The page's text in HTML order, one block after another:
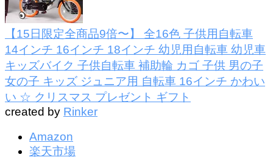
【15日限定全商品9倍〜】 全16色 子供用自転車
14インチ 16インチ 18インチ 幼児用自転車 幼児車
キッズバイク 子供自転車 補助輪 カゴ 子供 男の子
女の子 キッズ ジュニア用 自転車 16インチ かわい
い ☆ クリスマス プレゼント ギフト
created by Rinker
Amazon
楽天市場